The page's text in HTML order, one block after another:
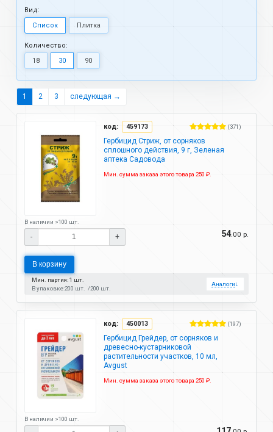
Вид:
Список
Плитка
Количество:
18
30 90
1 2 3 следующая →
код: 459173 (371)
Гербицид Стриж, от сорняков
сплошного действия, 9 г, Зеленая
аптека Садовода
Мин. сумма заказа этого товара 250 ₽.
В наличии >100 шт.
- + 54.00 р.
В корзину
Мин. партия: 1 шт.
В упаковке:200 шт. 200 шт.
Аналоги↓
код: 450013 (197)
Гербицид Грейдер, от сорняков и
древесно-кустарниковой
растительности участков, 10 мл,
Avgust
Мин. сумма заказа этого товара 250 ₽.
В наличии >100 шт.